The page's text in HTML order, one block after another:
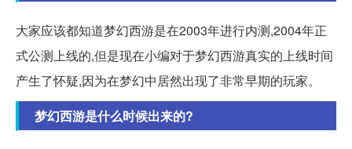
大家应该都知道梦幻西游是在2003年进行内测,2004年正
式公测上线的,但是现在小编对于梦幻西游真实的上线时间
产生了怀疑,因为在梦幻中居然出现了非常早期的玩家。
梦幻西游是什么时候出来的?